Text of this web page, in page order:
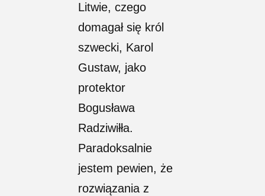
Litwie, czego
domagał się król
szwecki, Karol
Gustaw, jako
protektor
Bogusława
Radziwiłła.
Paradoksalnie
jestem pewien, że
rozwiązania z